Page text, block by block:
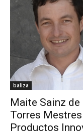
baliza
Maite Sainz
Torres
Productos